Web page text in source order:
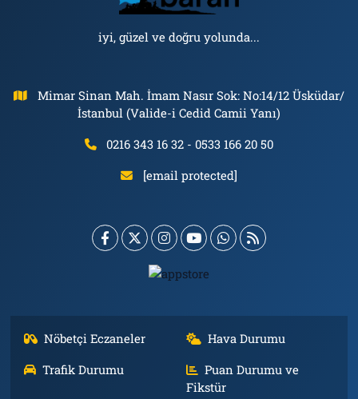
iyi, güzel ve doğru yolunda...
Mimar Sinan Mah. İmam Nasır Sok: No:14/12 Üsküdar/
İstanbul (Valide-i Cedid Camii Yanı)
0216 343 16 32 - 0533 166 20 50
[email protected]
Nöbetçi Eczaneler
Hava Durumu
Trafik Durumu
Puan Durumu ve
Fikstür